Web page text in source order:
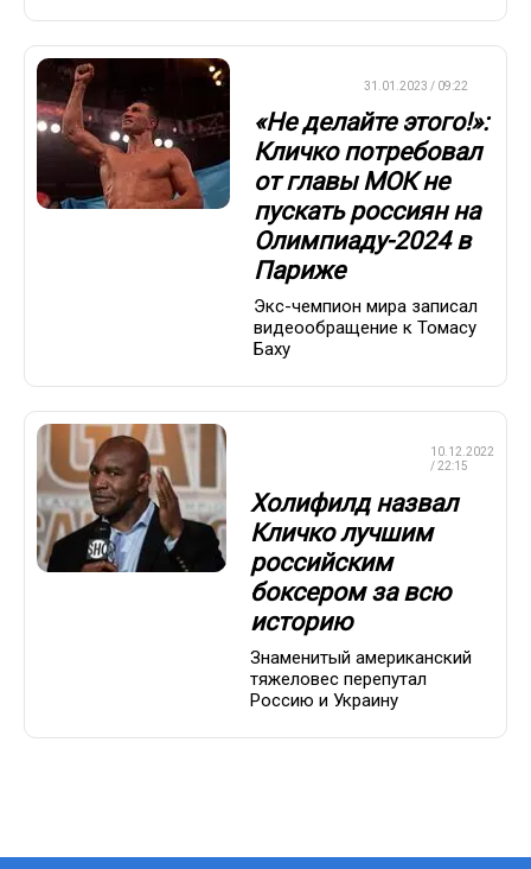
31.01.2023 / 09:22
«Не делайте этого!»:
Кличко потребовал
от главы МОК не
пускать россиян на
Олимпиаду-2024 в
Париже
Экс-чемпион мира записал
видеообращение к Томасу
Баху
10.12.2022
/ 22:15
Холифилд назвал
Кличко лучшим
российским
боксером за всю
историю
Знаменитый американский
тяжеловес перепутал
Россию и Украину